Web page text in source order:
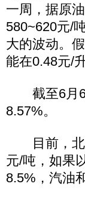
一周，据原
580~620元/
大的波动。
能在0.48元/
截至6月6
8.57%。
目前，北
元/吨，如果
8.5%，汽油